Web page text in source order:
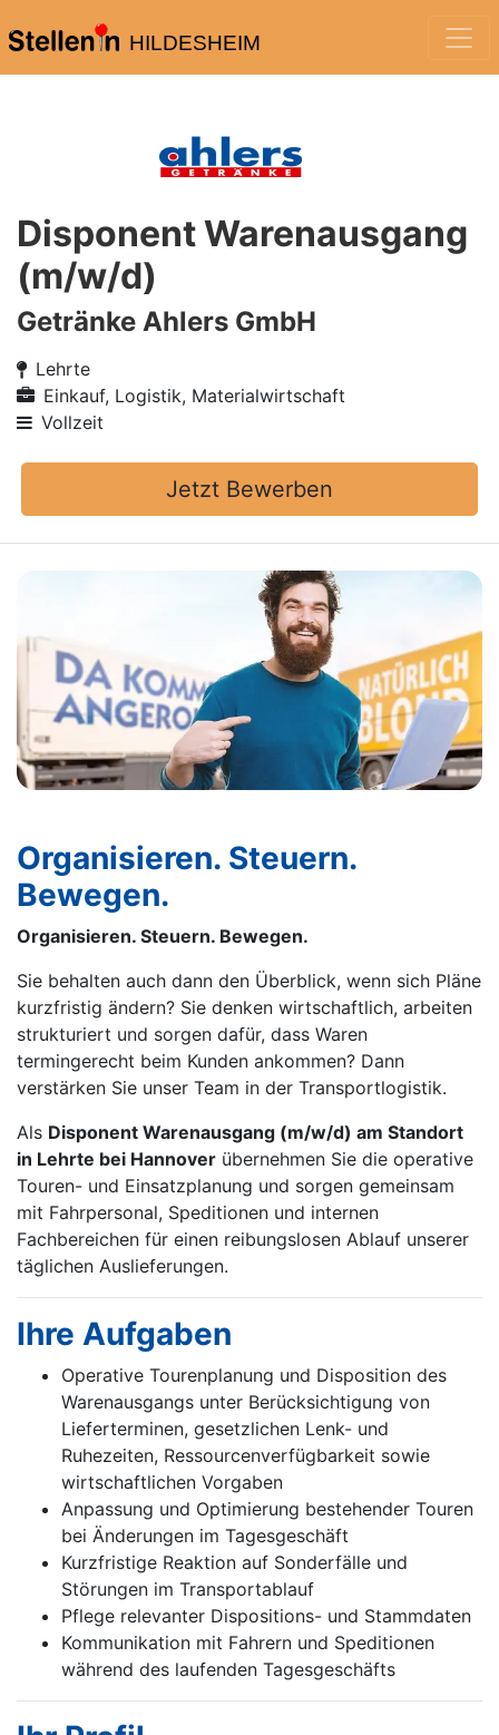
HILDESHEIM
Disponent Warenausgang
(m/w/d)
Getränke Ahlers GmbH
Lehrte
Einkauf, Logistik, Materialwirtschaft
Vollzeit
Jetzt Bewerben
Organisieren. Steuern.
Bewegen.
Organisieren. Steuern. Bewegen.
Sie behalten auch dann den Überblick, wenn sich Pläne
kurzfristig ändern? Sie denken wirtschaftlich, arbeiten
strukturiert und sorgen dafür, dass Waren
termingerecht beim Kunden ankommen? Dann
verstärken Sie unser Team in der Transportlogistik.
Als Disponent Warenausgang (m/w/d) am Standort
in Lehrte bei Hannover übernehmen Sie die operative
Touren- und Einsatzplanung und sorgen gemeinsam
mit Fahrpersonal, Speditionen und internen
Fachbereichen für einen reibungslosen Ablauf unserer
täglichen Auslieferungen.
Ihre Aufgaben
Operative Tourenplanung und Disposition des
Warenausgangs unter Berücksichtigung von
Lieferterminen, gesetzlichen Lenk- und
Ruhezeiten, Ressourcenverfügbarkeit sowie
wirtschaftlichen Vorgaben
Anpassung und Optimierung bestehender Touren
bei Änderungen im Tagesgeschäft
Kurzfristige Reaktion auf Sonderfälle und
Störungen im Transportablauf
Pflege relevanter Dispositions- und Stammdaten
Kommunikation mit Fahrern und Speditionen
während des laufenden Tagesgeschäfts